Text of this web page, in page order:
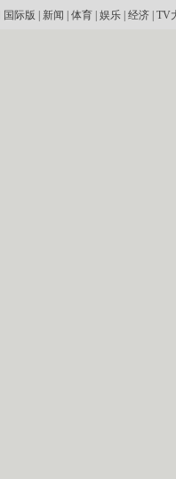
国际版 新闻 体育| 娱乐| 经济| TV